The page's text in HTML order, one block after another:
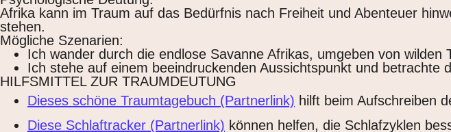
Afrika kann im Traum auf das Bedürfnis nach Freiheit und Abenteuer
stehen.
Mögliche Szenarien:
Ich wander durch die endlose Savanne Afrikas, umgeben von wilden
Ich stehe auf einem beeindruckenden Aussichtspunkt und betrachte
HILFSMITTEL ZUR TRAUMDEUTUNG
Dieses schöne Traumtagebuch (Partnerlink) hilft beim Aufschreiben
Diese Schlaftracker (Partnerlink) können helfen, die Schlafzyklen